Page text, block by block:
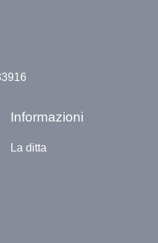
Informazioni
La ditta